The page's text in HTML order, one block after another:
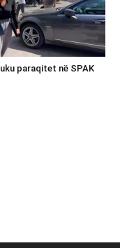
paraqitet në SPAK